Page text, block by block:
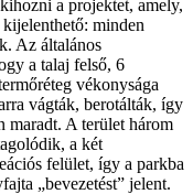
a projektet, amely,
minden
Az általános
a talaj felső, 6
vékonysága
vágták, berotálták, így
maradt. A terület három
a két
felület, így a parkba
„bevezetést” jelent.